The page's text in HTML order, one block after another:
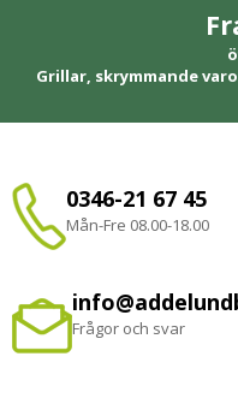
Grillar, skrymmande
0346-21 67 45
Mån-Fre 08.00-18.00
Frågor och svar